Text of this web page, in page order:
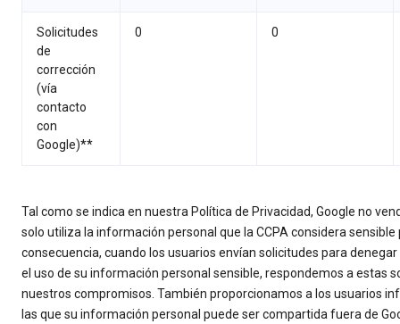
Solicitudes
de
corrección
(vía
contacto
con
Google)**
0 0
Tal como se indica en nuestra Política de Privacidad, Google no
solo utiliza la información personal que la CCPA considera
consecuencia, cuando los usuarios envían solicitudes para
el uso de su información personal sensible, respondemos a estas
nuestros compromisos. También proporcionamos a los usuarios
las que su información personal puede ser compartida fuera de